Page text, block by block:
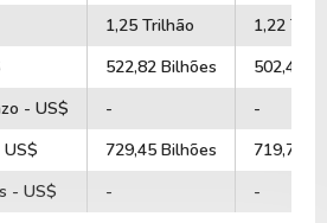
1,25 Trilhão
1,22
522,82 Bilhões
502,47
- US$
-
-
729,45 Bilhões
719,70
- US$
- -